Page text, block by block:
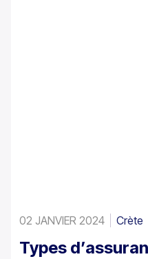
02 JANVIER 2024 Crète
Types